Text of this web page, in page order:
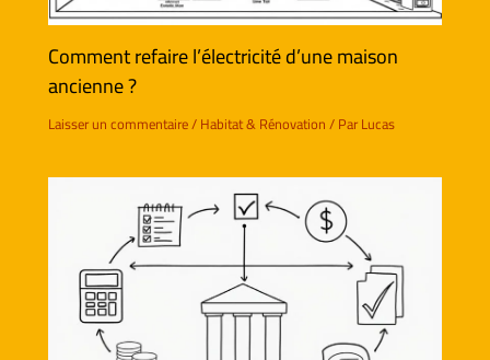
Comment refaire l’électricité d’une maison
ancienne ?
Laisser un commentaire/Habitat & Rénovation/ ParLucas